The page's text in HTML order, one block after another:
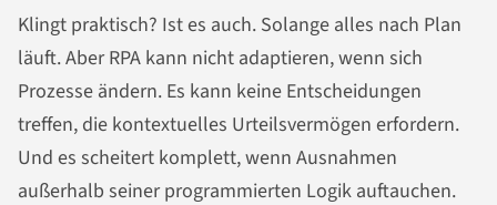
Klingt praktisch? Ist es auch. Solange alles nach Plan
läuft. Aber RPA kann nicht adaptieren, wenn sich
Prozesse ändern. Es kann keine Entscheidungen
treffen, die kontextuelles Urteilsvermögen erfordern.
Und es scheitert komplett, wenn Ausnahmen
außerhalb seiner programmierten Logik auftauchen.